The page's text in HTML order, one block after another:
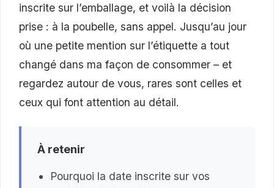
inscrite sur l’emballage, et voilà la décision
prise : à la poubelle, sans appel. Jusqu’au jour
où une petite mention sur l’étiquette a tout
changé dans ma façon de consommer – et
regardez autour de vous, rares sont celles et
ceux qui font attention au détail.
À retenir
Pourquoi la date inscrite sur vos